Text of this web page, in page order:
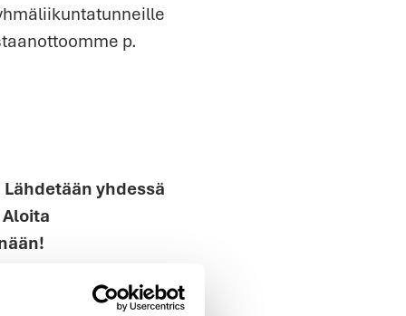
p.
yhdessä
on suunnattu
ja sinulle